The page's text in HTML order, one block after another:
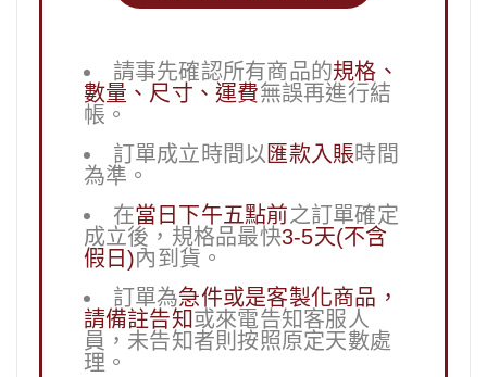
請事先確認所有商品的規格、
數量、尺寸、運費無誤再進行結
帳。
訂單成立時間以 匯款入賬時間
為準。
在當日下午五點前之訂單確定
成立後，規格品最快3-5天(不含
假日)內到貨。
訂單為急件或是客製化商品，
請備註告知或來電告知客服人
員，未告知者則按照原定天數處
理。